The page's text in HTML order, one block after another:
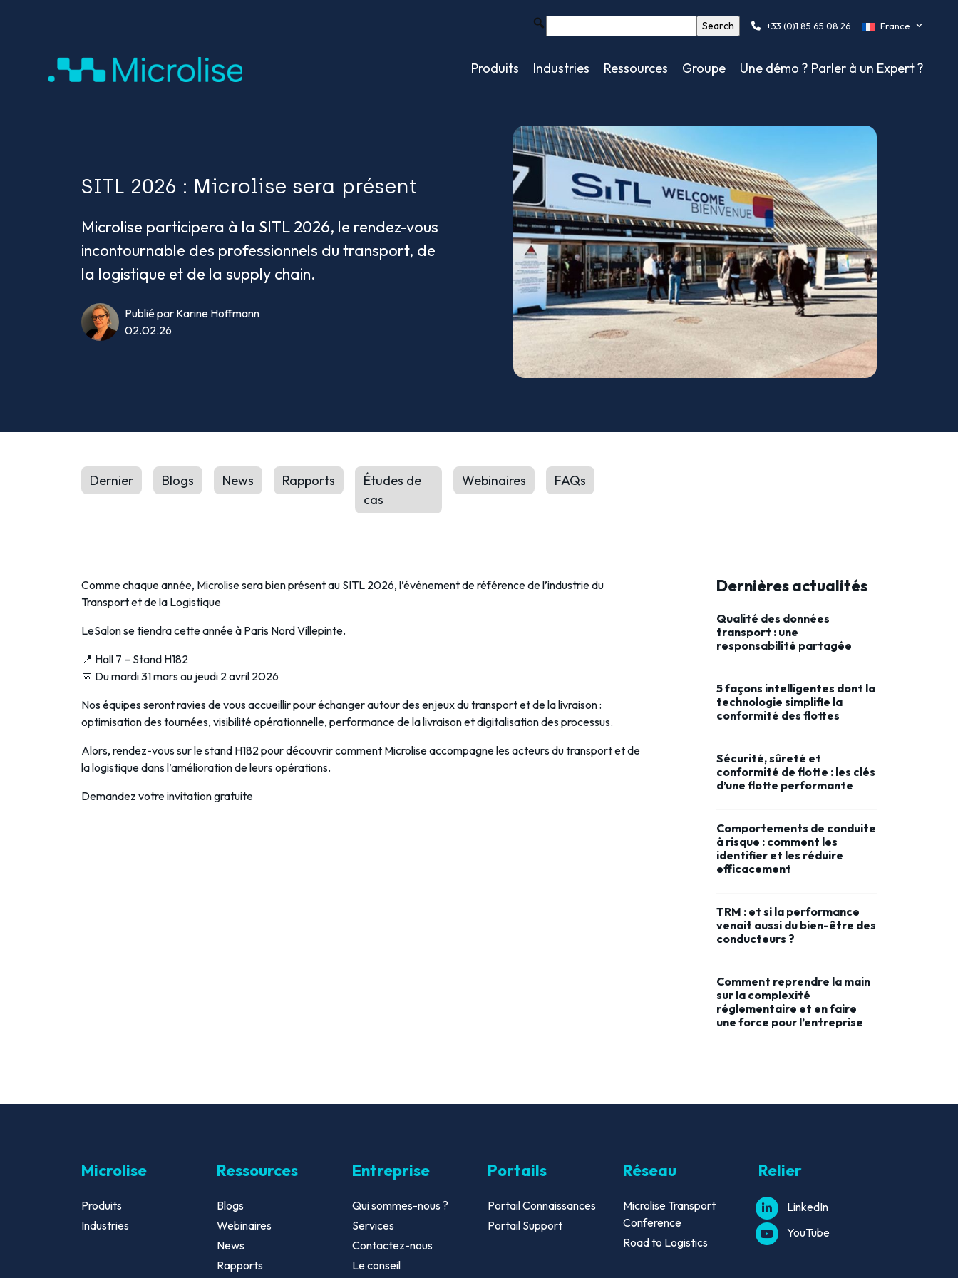
+33 (0)1 85 65 08 26 France
Produits Industries Ressources Groupe Une démo ? Parler à un Expert ?
SITL 2026 : Microlise sera présent
Microlise participera à la SITL 2026, le rendez-vous
incontournable des professionnels du transport, de
la logistique et de la supply chain.
Publié par Karine Hoffmann
02.02.26
Dernier Blogs News Rapports
Études de
cas
Webinaires FAQs
Comme chaque année, Microlise sera bien présent au SITL 2026, l’événement de référence de l’industrie du
Transport et de la Logistique
LeSalon se tiendra cette année à Paris Nord Villepinte.
📍 Hall 7 – Stand H182
📅 Du mardi 31 mars au jeudi 2 avril 2026
Nos équipes seront ravies de vous accueillir pour échanger autour des enjeux du transport et de la livraison :
optimisation des tournées, visibilité opérationnelle, performance de la livraison et digitalisation des processus.
Alors, rendez-vous sur le stand H182 pour découvrir comment Microlise accompagne les acteurs du transport et de
la logistique dans l’amélioration de leurs opérations.
Demandez votre invitation gratuite
Dernières actualités
Qualité des données
transport : une
responsabilité partagée
5 façons intelligentes dont la
technologie simplifie la
conformité des flottes
Sécurité, sûreté et
conformité de flotte : les clés
d’une flotte performante
Comportements de conduite
à risque : comment les
identifier et les réduire
efficacement
TRM : et si la performance
venait aussi du bien-être des
conducteurs ?
Comment reprendre la main
sur la complexité
réglementaire et en faire
une force pour l’entreprise
Microlise
Produits
Industries
Ressources
Blogs
Webinaires
News
Rapports
Entreprise
Qui sommes-nous ?
Services
Contactez-nous
Le conseil
Portails
Portail Connaissances
Portail Support
Réseau
Microlise Transport
Conference
Road to Logistics
Relier
LinkedIn
YouTube